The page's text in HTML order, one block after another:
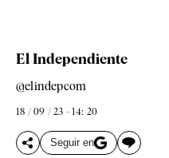
El Independiente
@elindepcom
18 / 09 / 23 - 14: 20
Seguir en